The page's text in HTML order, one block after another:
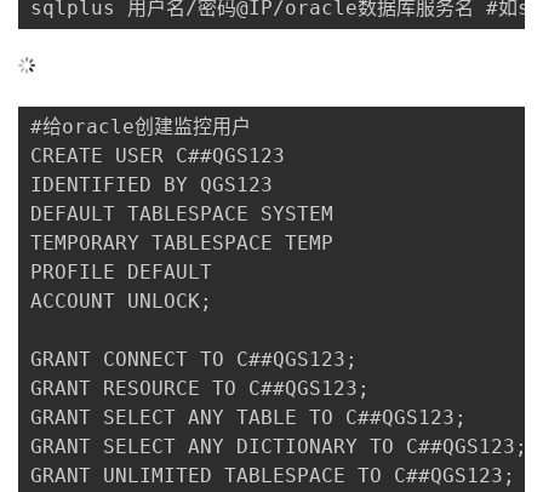
sqlplus 用户名/密码@IP/oracle数据库服务名 #
#给oracle创建监控用户
CREATE USER C##QGS123
IDENTIFIED BY QGS123
DEFAULT TABLESPACE SYSTEM
TEMPORARY TABLESPACE TEMP
PROFILE DEFAULT
ACCOUNT UNLOCK;
GRANT CONNECT TO C##QGS123;
GRANT RESOURCE TO C##QGS123;
GRANT SELECT ANY TABLE TO C##QGS123;
GRANT SELECT ANY DICTIONARY TO C##QGS123;
GRANT UNLIMITED TABLESPACE TO C##QGS123;